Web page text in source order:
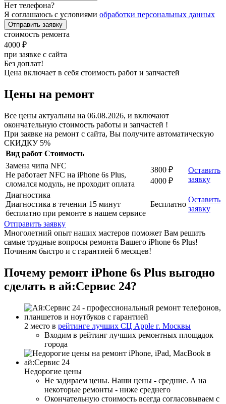
Нет телефона?
Я соглашаюсь с условиями обработки персональных данных
Отправить заявку
стоимость ремонта
4000 ₽
при заявке с сайта
Без доплат!
Цена включает в себя стоимость работ и запчастей
Цены на ремонт
Все цены актуальны на 06.08.2026, и включают
окончательную стоимость работы и запчастей !
При заявке на ремонт с сайта, Вы получите автоматическую
СКИДКУ 5%
Вид работ Стоимость
Замена чипа NFC
Не работает NFC на iPhone 6s Plus,
сломался модуль, не проходит оплата
3800 ₽
4000 ₽
Оставить
заявку
Диагностика
Диагностика в течении 15 минут
бесплатно при ремонте в нашем сервисе
Бесплатно
Оставить
заявку
Отправить заявку
Многолетний опыт наших мастеров поможет Вам решить
самые трудные вопросы ремонта Вашего iPhone 6s Plus!
Починим быстро и с гарантией 6 месяцев!
Почему ремонт iPhone 6s Plus выгодно
сделать в ай:Сервис 24?
2 место в рейтинге лучших СЦ Apple г. Москвы
Входим в рейтинг лучших ремонтных площадок
города
Недорогие цены
Не задираем цены. Наши цены - средние. А на
некоторые ремонты - ниже среднего
Окончательную стоимость всегда согласовываем с